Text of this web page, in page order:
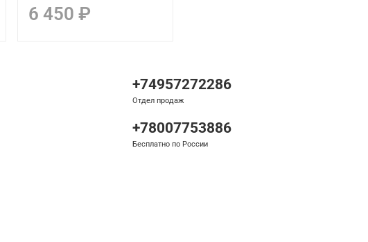
6 450 ₽
+74957272286
Отдел продаж
+78007753886
Бесплатно по России